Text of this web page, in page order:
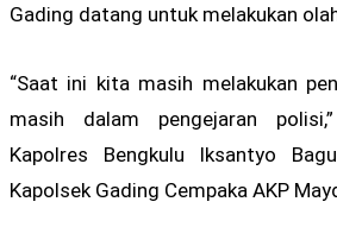
Gading datang untuk melakukan
“Saat ini kita masih melakukan
masih dalam pengejaran
Kapolres Bengkulu Iksantyo
Kapolsek Gading Cempaka AKP